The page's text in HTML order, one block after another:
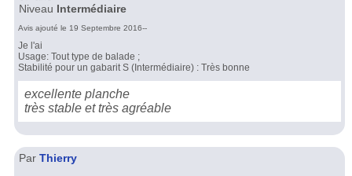
Niveau Intermédiaire
Avis ajouté le 19 Septembre 2016--
Je l'ai
Usage: Tout type de balade ;
Stabilité pour un gabarit S (Intermédiaire) : Très bonne
excellente planche
très stable et très agréable
Par Thierry